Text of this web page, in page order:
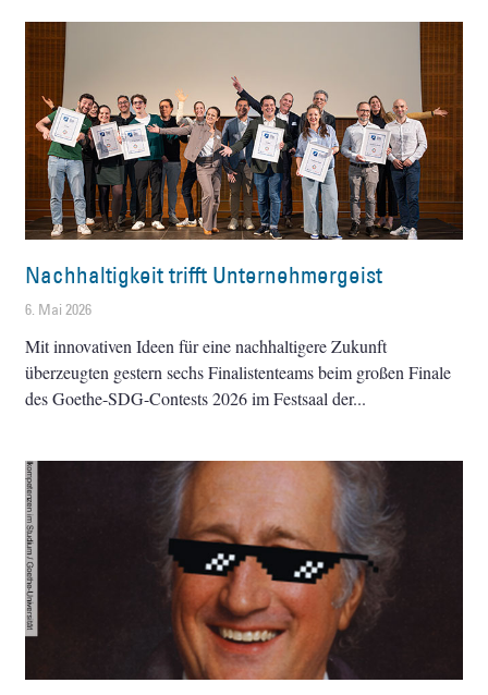
Nachhaltigkeit trifft Unternehmergeist
6. Mai 2026
Mit innovativen Ideen für eine nachhaltigere Zukunft
überzeugten gestern sechs Finalistenteams beim großen Finale
des Goethe-SDG-Contests 2026 im Festsaal der